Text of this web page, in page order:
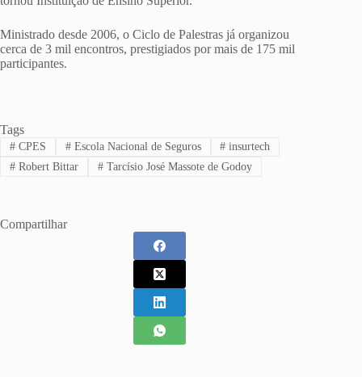
Ministrado desde 2006, o Ciclo de Palestras já organizou
cerca de 3 mil encontros, prestigiados por mais de 175 mil
participantes.
Tags
#CPES #Escola Nacional de Seguros # insurtech
#Robert Bittar #Tarcísio José Massote de Godoy
Compartilhar